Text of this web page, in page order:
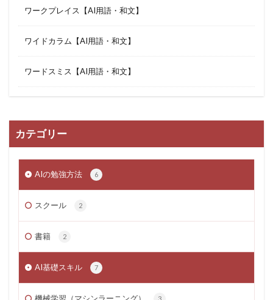
ワークプレイス【AI用語・和文】
ワイドカラム【AI用語・和文】
ワードスミス【AI用語・和文】
カテゴリー
AIの勉強方法 6
スクール 2
書籍 2
AI基礎スキル 7
機械学習（マシンラーニング） 3